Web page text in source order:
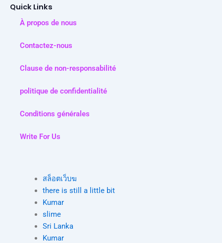
Quick Links
À propos de nous
Contactez-nous
Clause de non-responsabilité
politique de confidentialité
Conditions générales
Write For Us
สล็อตเว็บฆ
there is still a little bit
Kumar
slime
Sri Lanka
Kumar